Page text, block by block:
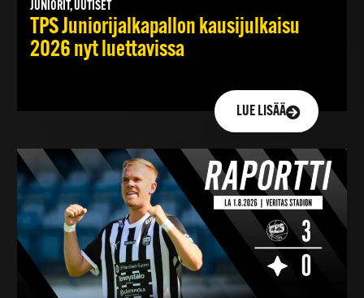
JUNIORIT, UUTISET
TPS Juniorijalkapallon kausijulkaisu
2026 nyt luettavissa
LUE LISÄÄ